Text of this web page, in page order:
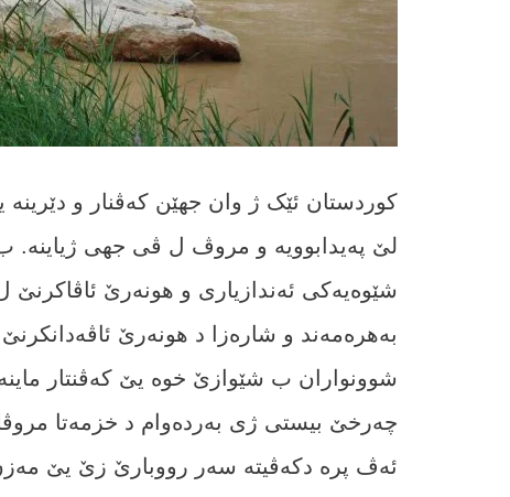
کوردستان ئێک ژ وان جھێن کەڤنار و دێرینە
لێ پەیدابوویە و مروڤ ل ڤی جھی ژیاینە. ب
شێوەیەکی ئەندازیاری و ھونەرێ
بەھرەمەند و شارەزا د ھونەرێ
شوونواران ب شێوازێ خوە یێ كه‌ڤنتار
چەرخێ بیستی ژی بەردەوام د خزمەتا
ئەڤ پرە دکەڤیتە سەر رووبارێ زێ یێ مەزن